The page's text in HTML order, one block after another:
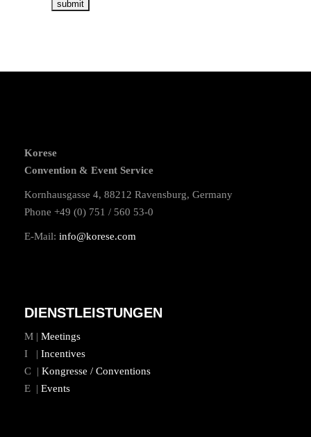
Korese
Convention & Event Service
Kornhausgasse 4, 88212 Ravensburg, Germany
Phone +49 (0) 751 / 560 53-0
E-Mail: info@korese.com
DIENSTLEISTUNGEN
M | Meetings
I | Incentives
C | Kongresse / Conventions
E | Events